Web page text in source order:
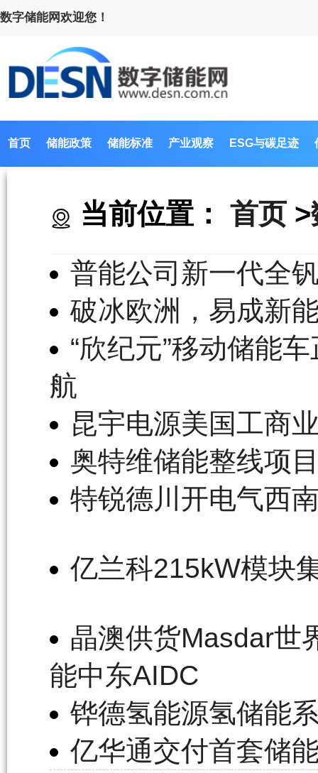
数字储能网欢迎您！
首页 储能政策 储能标准 产业观察 ESG与碳足迹
当前位置： 首页 >
普能公司新一代全
破冰欧洲，易成新
“欣纪元”移动储能
航
昆宇电源美国工商
奥特维储能整线项
特锐德川开电气西
亿兰科215kW模块
晶澳供货Masdar世
能中东AIDC
铧德氢能源氢储能
亿华通交付首套储